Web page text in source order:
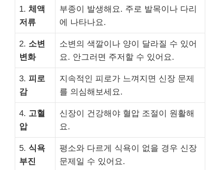
1. 체액
저류
부종이 발생해요. 주로 발목이나 다리
에 나타나요.
2. 소변
변화
소변의 색깔이나 양이 달라질 수 있어
요. 안그러면 주저할 수 있어요.
3. 피로
감
지속적인 피로가 느껴지면 신장 문제
를 의심해보세요.
4. 고혈
압
신장이 건강해야 혈압 조절이 원활해
요.
5. 식욕
부진
평소와 다르게 식욕이 없을 경우 신장
문제일 수 있어요.